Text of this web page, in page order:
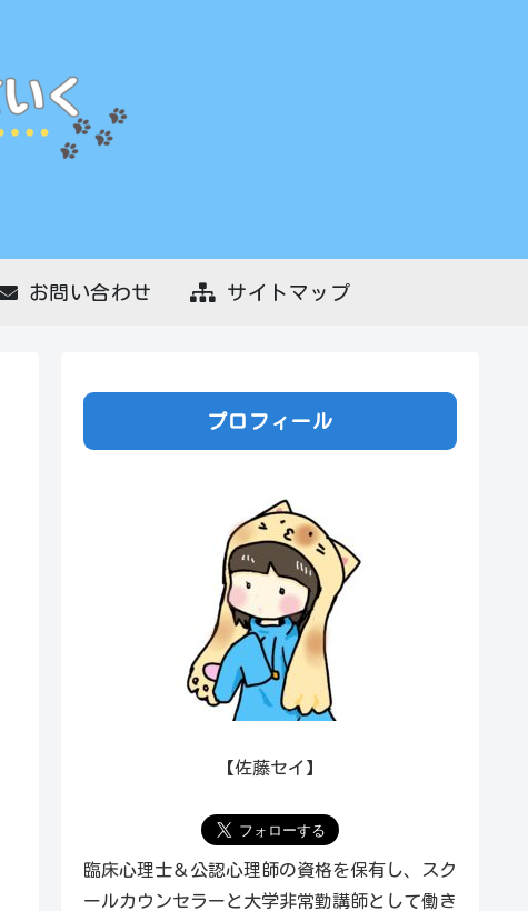
お問い合わせ サイトマップ
プロフィール
【佐藤セイ】
臨床心理士＆公認心理師の資格を保有し、スク
ールカウンセラーと大学非常勤講師として働き